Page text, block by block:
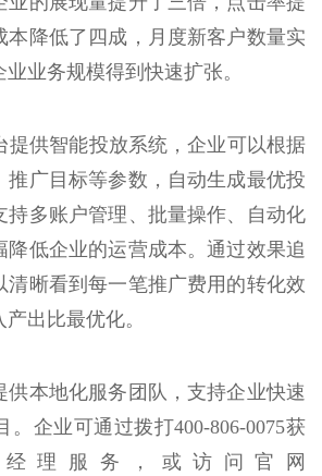
本降低了四成，月度新客户数量实
业务规模得到快速扩张。
提供智能投放系统，企业可以根据
推广目标等参数，自动生成最优投
持多账户管理、批量操作、自动化
降低企业的运营成本。通过效果追
清晰看到每一笔推广费用的转化效
出比最优化。
供本地化服务团队，支持企业快速
。企业可通过拨打400-806-0075获
理服务，或访问官网